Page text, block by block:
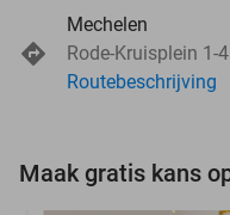
Mechelen
Rode-Kruisplein 1-4
Routebeschrijving